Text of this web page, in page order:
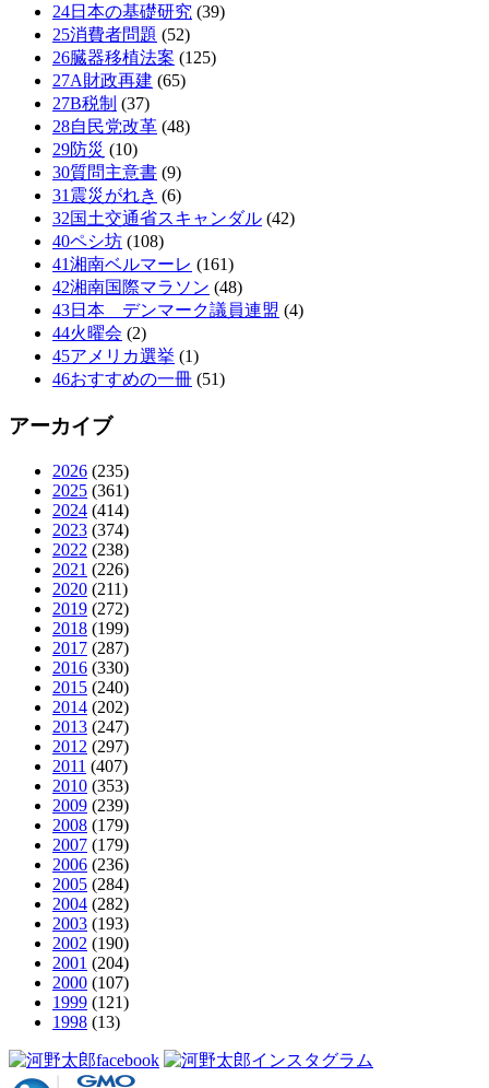
24日本の基礎研究 (39)
25消費者問題 (52)
26臓器移植法案 (125)
27A財政再建 (65)
27B税制 (37)
28自民党改革 (48)
29防災 (10)
30質問主意書 (9)
31震災がれき (6)
32国土交通省スキャンダル (42)
40ペシ坊 (108)
41湘南ベルマーレ (161)
42湘南国際マラソン (48)
43日本 デンマーク議員連盟 (4)
44火曜会 (2)
45アメリカ選挙 (1)
46おすすめの一冊 (51)
アーカイブ
2026 (235)
2025 (361)
2024 (414)
2023 (374)
2022 (238)
2021 (226)
2020 (211)
2019 (272)
2018 (199)
2017 (287)
2016 (330)
2015 (240)
2014 (202)
2013 (247)
2012 (297)
2011 (407)
2010 (353)
2009 (239)
2008 (179)
2007 (179)
2006 (236)
2005 (284)
2004 (282)
2003 (193)
2002 (190)
2001 (204)
2000 (107)
1999 (121)
1998 (13)